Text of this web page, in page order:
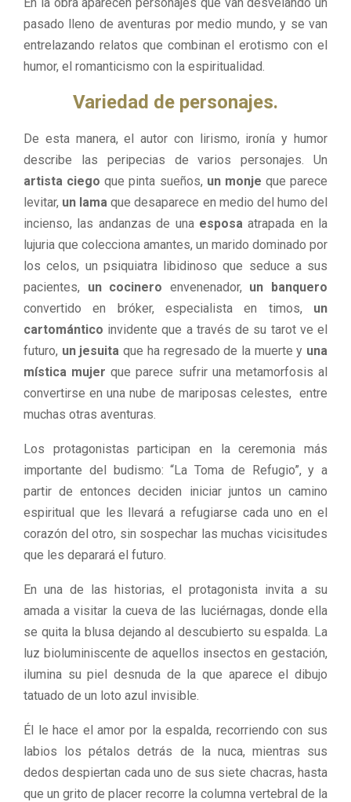
En la obra aparecen personajes que van desvelando un
pasado lleno de aventuras por medio mundo, y se van
entrelazando relatos que combinan el erotismo con el
humor, el romanticismo con la espiritualidad.
Variedad de personajes.
De esta manera, el autor con lirismo, ironía y humor
describe las peripecias de varios personajes. Un
artista ciego que pinta sueños, un monje que parece
levitar, un lama que desaparece en medio del humo del
incienso, las andanzas de una esposaatrapada en la
lujuria que colecciona amantes, un marido dominado por
los celos, un psiquiatra libidinoso que seduce a sus
pacientes, un cocinero envenenador, un banquero
convertido en bróker, especialista en timos, un
cartomántico invidente que a través de su tarot ve el
futuro, un jesuita que ha regresado de la muerte y una
mística mujer que parece sufrir una metamorfosis al
convertirse en una nube de mariposas celestes, entre
muchas otras aventuras.
Los protagonistas participan en la ceremonia más
importante del budismo: “La Toma de Refugio”, y a
partir de entonces deciden iniciar juntos un camino
espiritual que les llevará a refugiarse cada uno en el
corazón del otro, sin sospechar las muchas vicisitudes
que les deparará el futuro.
En una de las historias, el protagonista invita a su
amada a visitar la cueva de las luciérnagas, donde ella
se quita la blusa dejando al descubierto su espalda. La
luz bioluminiscente de aquellos insectos en gestación,
ilumina su piel desnuda de la que aparece el dibujo
tatuado de un loto azul invisible.
Él le hace el amor por la espalda, recorriendo con sus
labios los pétalos detrás de la nuca, mientras sus
dedos despiertan cada uno de sus siete chacras, hasta
que un grito de placer recorre la columna vertebral de la